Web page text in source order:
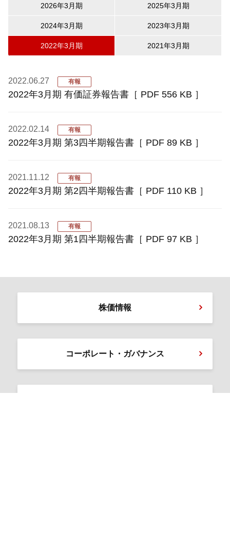
2026年3月期 2025年3月期
2024年3月期 2023年3月期
2022年3月期 2021年3月期
2022.06.27 有報
2022年3月期 有価証券報告書［ PDF 556 KB ］
2022.02.14 有報
2022年3月期 第3四半期報告書［ PDF 89 KB ］
2021.11.12 有報
2022年3月期 第2四半期報告書［ PDF 110 KB ］
2021.08.13 有報
2022年3月期 第1四半期報告書［ PDF 97 KB ］
株価情報
コーポレート・ガバナンス